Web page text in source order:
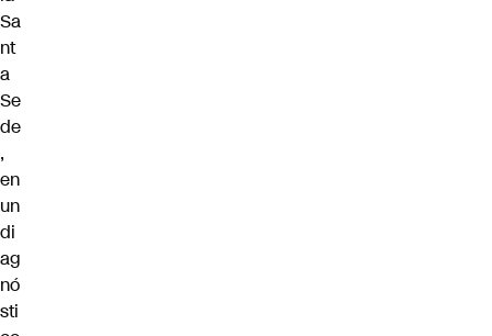
Sa
nt
a
Se
de
,
en
un
di
ag
nó
sti